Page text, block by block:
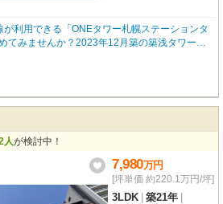
利用できる「ONEタワー札幌ステーションタ
てみませんか？2023年12月築の築浅タワーマ
広々61.21㎡の2LDKは、LD10.4帖、K3.5帖、
。IHクッキングヒーター付きのシステムキッ
の方にも嬉しいですね。オートロックやモニ
でセキュリティも安心。宅配BOXや24時間ゴ
ポートする設備も充実しています。納戸やシュ
収納で、お部屋をすっきりと保てますよ。徒歩
ピングセンターや飲食店、小学校も近く、生
人が検討中！
7,980万円
[坪単価 約220.1万円/坪]
3LDK 築21年